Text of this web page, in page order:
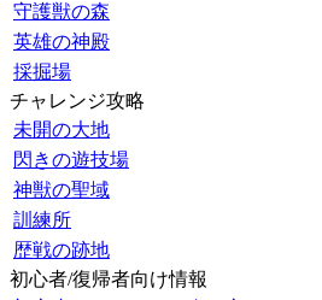
守護獣の森
英雄の神殿
採掘場
チャレンジ攻略
未開の大地
閃きの遊技場
神獣の聖域
訓練所
歴戦の跡地
初心者/復帰者向け情報